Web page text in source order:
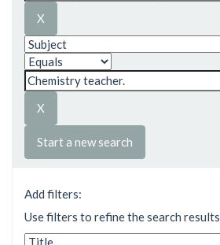
Start a new search
Add filters:
Use filters to refine the search results.